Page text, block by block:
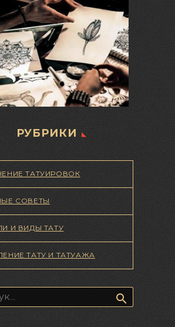
РУБРИКИ
ТАТУИРОВОК
СОВЕТЫ
И ВИДЫ ТАТУ
ТАТУ И ТАТУАЖА